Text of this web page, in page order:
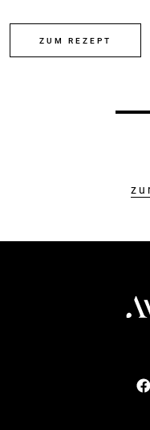
ZUM REZEPT